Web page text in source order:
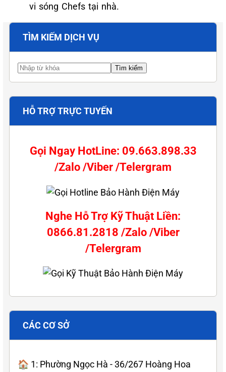
vi sóng Chefs tại nhà.
TÌM KIẾM DỊCH VỤ
HỖ TRỢ TRỰC TUYẾN
Gọi Ngay HotLine: 09.663.898.33
/Zalo /Viber /Telergram
Nghe Hỗ Trợ Kỹ Thuật Liền:
0866.81.2818 /Zalo /Viber
/Telergram
CÁC CƠ SỞ
🏠 1: Phường Ngọc Hà - 36/267 Hoàng Hoa